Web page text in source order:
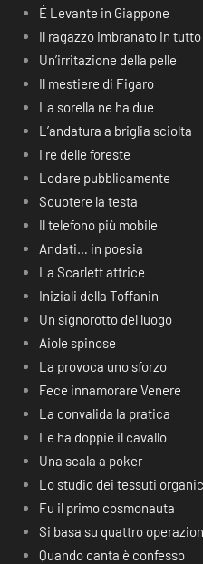
É Levante in Giappone
Il ragazzo imbranato in
Un’irritazione della pelle
Il mestiere di Figaro
La sorella ne ha due
L’andatura a briglia sciolta
I re delle foreste
Lodare pubblicamente
Scuotere la testa
Il telefono più mobile
Andati… in poesia
La Scarlett attrice
Iniziali della Toffanin
Un signorotto del luogo
Aiole spinose
La provoca uno sforzo
Fece innamorare Venere
La convalida la pratica
Le ha doppie il cavallo
Una scala a poker
Lo studio dei tessuti
Fu il primo cosmonauta
Si basa su quattro
Quando canta è confesso